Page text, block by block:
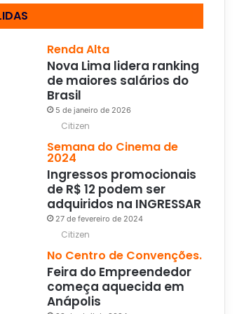
Renda Alta
Nova Lima lidera ranking
de maiores salários do
Brasil
5 de janeiro de 2026
Citizen
Semana do Cinema de
2024
Ingressos promocionais
de R$ 12 podem ser
adquiridos na INGRESSAR
27 de fevereiro de 2024
Citizen
No Centro de Convenções.
Feira do Empreendedor
começa aquecida em
Anápolis